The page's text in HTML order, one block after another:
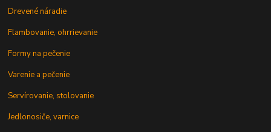
Drevené náradie
Flambovanie, ohrrievanie
Formy na pečenie
Varenie a pečenie
Servírovanie, stolovanie
Jedlonosiče, varnice